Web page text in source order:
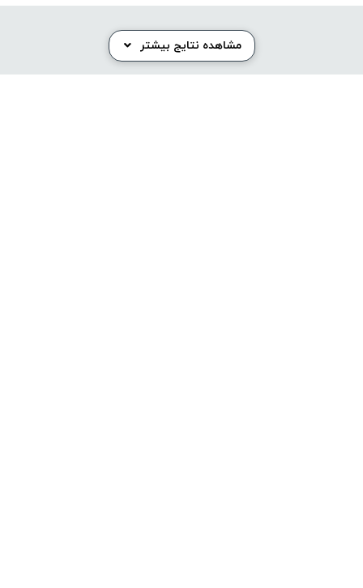
مشاهده نتایج بیشتر